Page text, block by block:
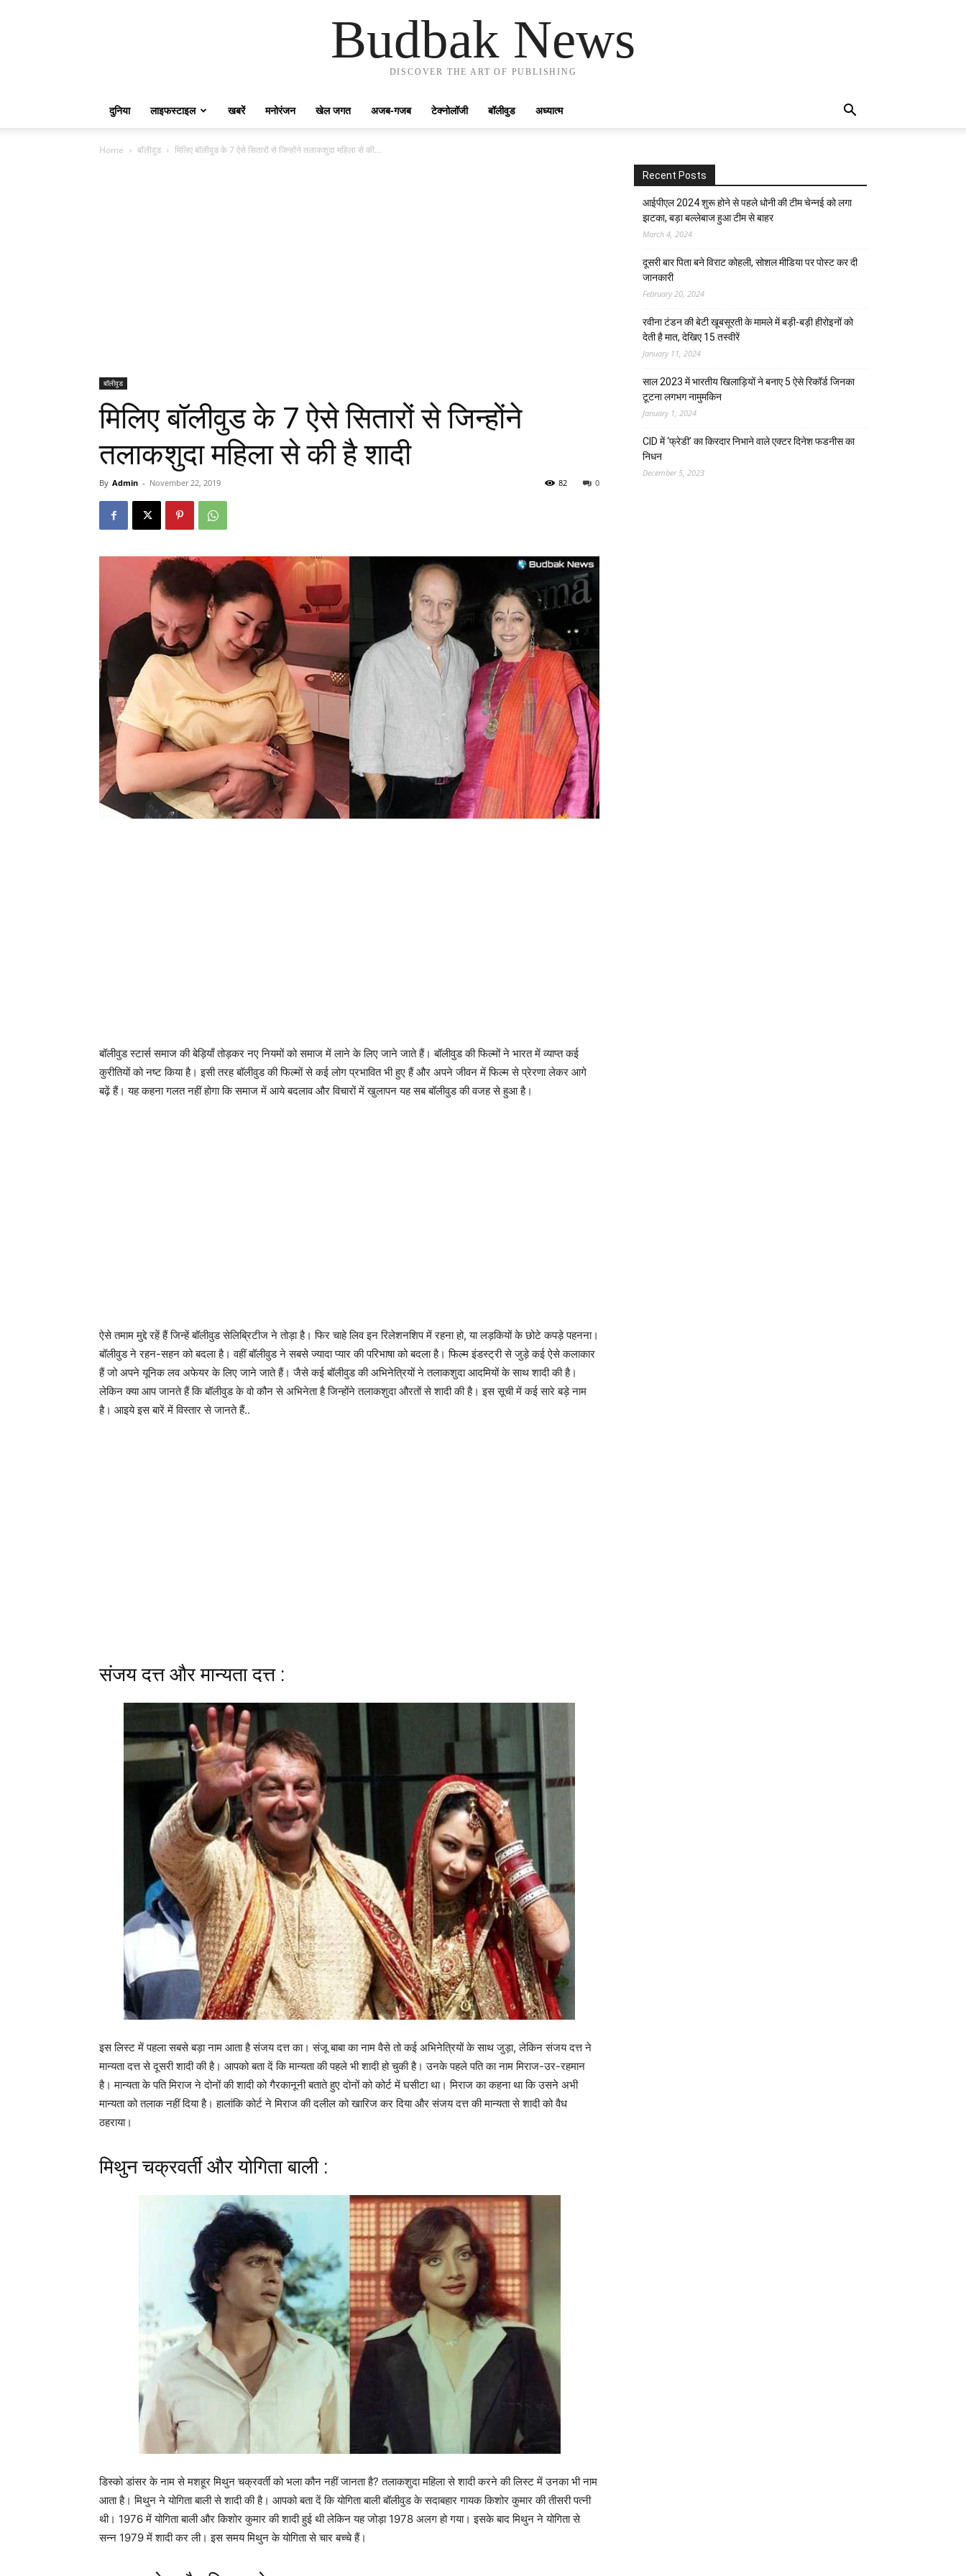
Budbak News
DISCOVER THE ART OF PUBLISHING
दुनिया लाइफस्टाइल खबरें मनोरंजन खेल जगत अजब-गजब टेक्नोलॉजी बॉलीवुड अध्यात्म
Home बॉलीवुड मिलिए बॉलीवुड के 7 ऐसे सितारों से जिन्होंने तलाकशुदा महिला से की...
बॉलीवुड
मिलिए बॉलीवुड के 7 ऐसे सितारों से जिन्होंने
तलाकशुदा महिला से की है शादी
By Admin - November 22, 2019 0
82
बॉलीवुड स्टार्स समाज की बेड़ियाँ तोड़कर नए नियमों को समाज में लाने के लिए जाने जाते हैं। बॉलीवुड की फिल्मों ने भारत में व्याप्त कई
कुरीतियों को नष्ट किया है। इसी तरह बॉलीवुड की फिल्मों से कई लोग प्रभावित भी हुए हैं और अपने जीवन में फिल्म से प्रेरणा लेकर आगे
बढ़ें हैं। यह कहना गलत नहीं होगा कि समाज में आये बदलाव और विचारों में खुलापन यह सब बॉलीवुड की वजह से हुआ है।
ऐसे तमाम मुद्दे रहें हैं जिन्हें बॉलीवुड सेलिब्रिटीज ने तोड़ा है। फिर चाहे लिव इन रिलेशनशिप में रहना हो, या लड़कियों के छोटे कपड़े पहनना।
बॉलीवुड ने रहन-सहन को बदला है। वहीं बॉलीवुड ने सबसे ज्यादा प्यार की परिभाषा को बदला है। फिल्म इंडस्ट्री से जुड़े कई ऐसे कलाकार
हैं जो अपने यूनिक लव अफेयर के लिए जाने जाते हैं। जैसे कई बॉलीवुड की अभिनेत्रियों ने तलाकशुदा आदमियों के साथ शादी की है।
लेकिन क्या आप जानते हैं कि बॉलीवुड के वो कौन से अभिनेता है जिन्होंने तलाकशुदा औरतों से शादी की है। इस सूची में कई सारे बड़े नाम
है। आइये इस बारें में विस्तार से जानते हैं..
संजय दत्त और मान्यता दत्त :
इस लिस्ट में पहला सबसे बड़ा नाम आता है संजय दत्त का। संजू बाबा का नाम वैसे तो कई अभिनेत्रियों के साथ जुड़ा, लेकिन संजय दत्त ने
मान्यता दत्त से दूसरी शादी की है। आपको बता दें कि मान्यता की पहले भी शादी हो चुकी है। उनके पहले पति का नाम मिराज-उर-रहमान
है। मान्यता के पति मिराज ने दोनों की शादी को गैरकानूनी बताते हुए दोनों को कोर्ट में घसीटा था। मिराज का कहना था कि उसने अभी
मान्यता को तलाक नहीं दिया है। हालांकि कोर्ट ने मिराज की दलील को खारिज कर दिया और संजय दत्त की मान्यता से शादी को वैध
ठहराया।
मिथुन चक्रवर्ती और योगिता बाली :
डिस्को डांसर के नाम से मशहूर मिथुन चक्रवर्ती को भला कौन नहीं जानता है? तलाकशुदा महिला से शादी करने की लिस्ट में उनका भी नाम
आता है। मिथुन ने योगिता बाली से शादी की है। आपको बता दें कि योगिता बाली बॉलीवुड के सदाबहार गायक किशोर कुमार की तीसरी पत्नी
थी। 1976 में योगिता बाली और किशोर कुमार की शादी हुई थी लेकिन यह जोड़ा 1978 अलग हो गया। इसके बाद मिथुन ने योगिता से
सन्न 1979 में शादी कर ली। इस समय मिथुन के योगिता से चार बच्चे हैं।
Recent Posts
आईपीएल 2024 शुरू होने से पहले धोनी की टीम चेन्नई को लगा
झटका, बड़ा बल्लेबाज हुआ टीम से बाहर
March 4, 2024
दूसरी बार‌ पिता बने विराट कोहली, सोशल मीडिया पर पोस्ट कर दी‌
जानकारी
February 20, 2024
रवीना टंडन की बेटी खूबसूरती के मामले में बड़ी-बड़ी हीरोइनों को
देती है मात, देखिए 15 तस्वीरें
January 11, 2024
साल 2023 में भारतीय खिलाड़ियों ने बनाए 5 ऐसे रिकॉर्ड जिनका
टूटना लगभग नामुमकिन
January 1, 2024
CID में ‘फ्रेडी’ का किरदार निभाने वाले एक्टर दिनेश फडनीस का
निधन
December 5, 2023